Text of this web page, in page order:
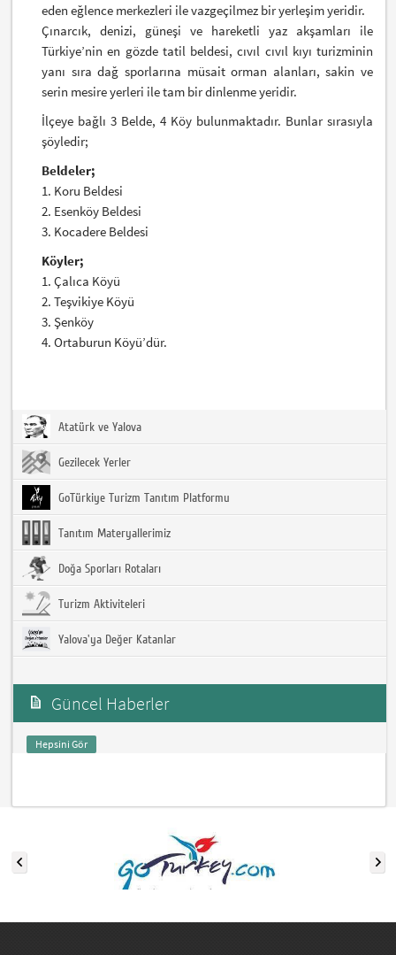
eden eğlence merkezleri ile vazgeçilmez bir yerleşim yeridir.
Çınarcık, denizi, güneşi ve hareketli yaz akşamları ile
Türkiye’nin en gözde tatil beldesi, cıvıl cıvıl kıyı turizminin
yanı sıra dağ sporlarına müsait orman alanları, sakin ve
serin mesire yerleri ile tam bir dinlenme yeridir.
İlçeye bağlı 3 Belde, 4 Köy bulunmaktadır. Bunlar sırasıyla
şöyledir;
Beldeler;
1. Koru Beldesi
2. Esenköy Beldesi
3. Kocadere Beldesi
Köyler;
1. Çalıca Köyü
2. Teşvikiye Köyü
3. Şenköy
4. Ortaburun Köyü’dür.
Atatürk ve Yalova
Gezilecek Yerler
GoTürkiye Turizm Tanıtım Platformu
Tanıtım Materyallerimiz
Doğa Sporları Rotaları
Turizm Aktiviteleri
Yalova'ya Değer Katanlar
Güncel Haberler
Hepsini Gör